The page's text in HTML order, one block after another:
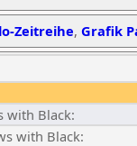
Zeitreihe, Grafik
with Black:
with Black: